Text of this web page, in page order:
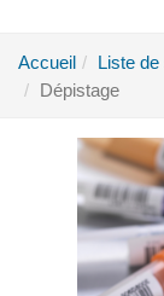
Accueil Liste
Dépistage